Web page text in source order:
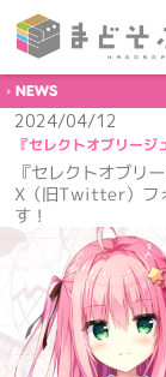
NEWS
2024/04/12
『セレクトオブリー
『セレクトオブリ
X（旧Twitter）フ
す！